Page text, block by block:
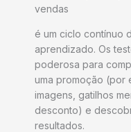
vendas
é um ciclo contínuo
aprendizado. Os
poderosa para
uma promoção (por
imagens, gatilhos
desconto) e
resultados.